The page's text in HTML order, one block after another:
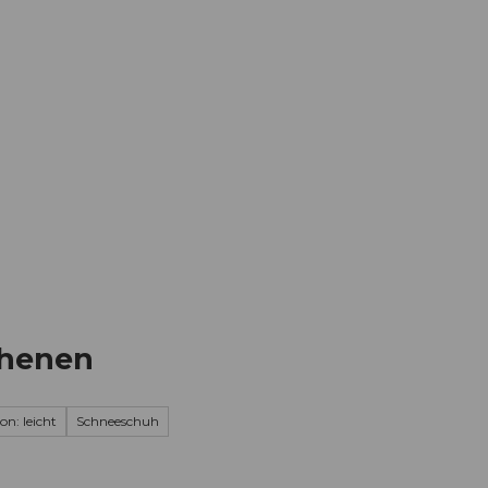
leicht Schneeschuh